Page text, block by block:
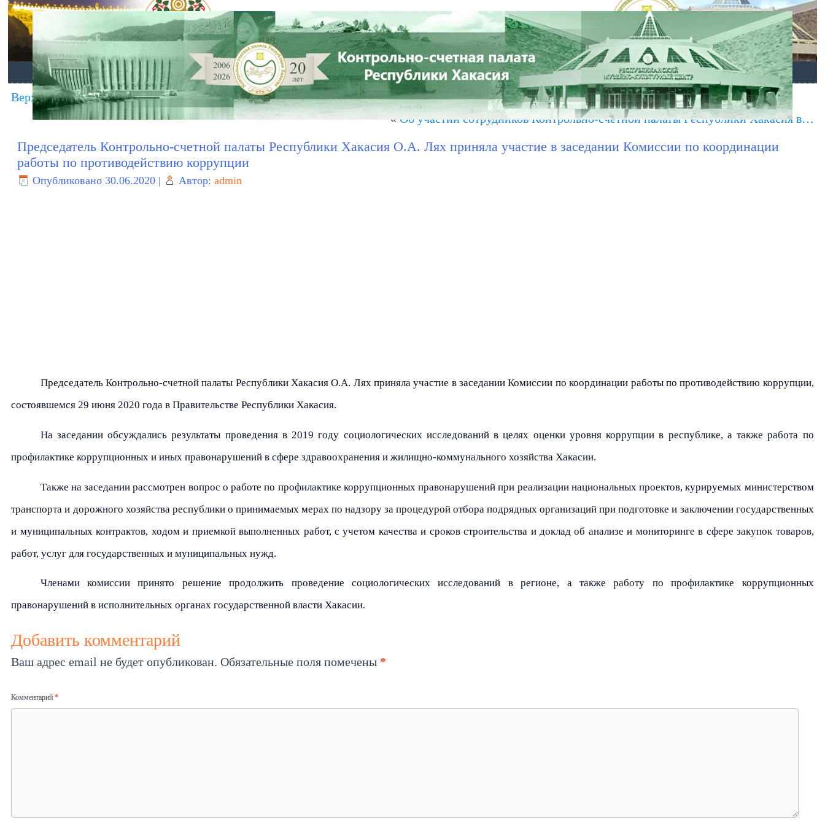
ГЛАВНАЯ О ПАЛАТЕ ДЕЯТЕЛЬНОСТЬ ПРЕСС-ЦЕНТР СОВЕТ КСО РХ КОНТАКТЫ ОТКРЫТЫЕ ДАННЫЕ КАРТА МЕНЮ
Верховным Советом Республики Хакасия рассмотрены законопроекты, разработанные с…»
«Об участии сотрудников Контрольно-счетной палаты Республики Хакасия в…
Председатель Контрольно-счетной палаты Республики Хакасия О.А. Лях приняла участие в заседании Комиссии по координации
работы по противодействию коррупции
Опубликовано 30.06.2020 | Автор: admin
Председатель Контрольно-счетной палаты Республики Хакасия О.А. Лях приняла участие в заседании Комиссии по координации работы по противодействию коррупции,
состоявшемся 29 июня 2020 года в Правительстве Республики Хакасия.
На заседании обсуждались результаты проведения в 2019 году социологических исследований в целях оценки уровня коррупции в республике, а также работа по
профилактике коррупционных и иных правонарушений в сфере здравоохранения и жилищно-коммунального хозяйства Хакасии.
Также на заседании рассмотрен вопрос о работе по профилактике коррупционных правонарушений при реализации национальных проектов, курируемых министерством
транспорта и дорожного хозяйства республики о принимаемых мерах по надзору за процедурой отбора подрядных организаций при подготовке и заключении государственных
и муниципальных контрактов, ходом и приемкой выполненных работ, с учетом качества и сроков строительства и доклад об анализе и мониторинге в сфере закупок товаров,
работ, услуг для государственных и муниципальных нужд.
Членами комиссии принято решение продолжить проведение социологических исследований в регионе, а также работу по профилактике коррупционных
правонарушений в исполнительных органах государственной власти Хакасии.
Добавить комментарий
Ваш адрес email не будет опубликован. Обязательные поля помечены *
Комментарий*